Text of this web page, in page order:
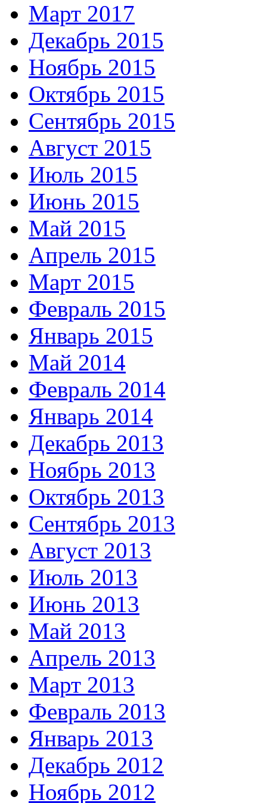
Март 2017
Декабрь 2015
Ноябрь 2015
Октябрь 2015
Сентябрь 2015
Август 2015
Июль 2015
Июнь 2015
Май 2015
Апрель 2015
Март 2015
Февраль 2015
Январь 2015
Май 2014
Февраль 2014
Январь 2014
Декабрь 2013
Ноябрь 2013
Октябрь 2013
Сентябрь 2013
Август 2013
Июль 2013
Июнь 2013
Май 2013
Апрель 2013
Март 2013
Февраль 2013
Январь 2013
Декабрь 2012
Ноябрь 2012